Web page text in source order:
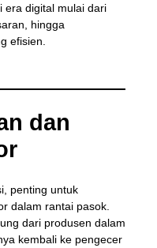
era digital mulai dari
hingga
efisien.
dan
penting untuk
dalam rantai pasok.
dari produsen dalam
kembali ke pengecer